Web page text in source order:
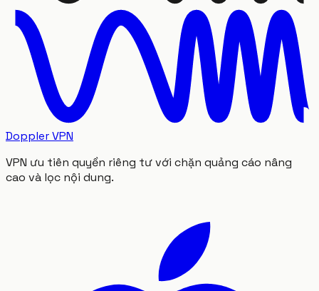
Doppler VPN
VPN ưu tiên quyền riêng tư với chặn quảng cáo nâng
cao và lọc nội dung.